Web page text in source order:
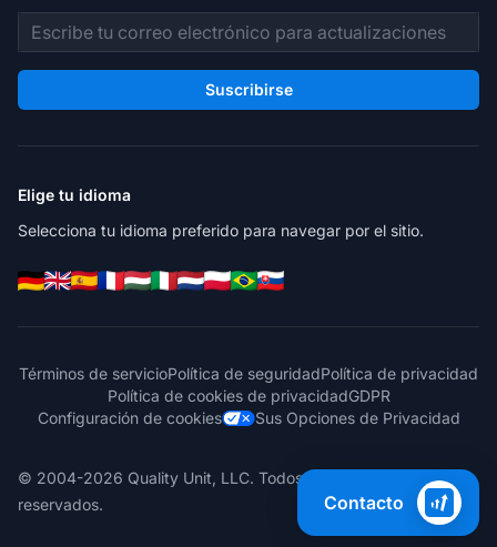
Dirección de correo electrónico
Suscribirse
Elige tu idioma
Selecciona tu idioma preferido para navegar por el sitio.
Términos de servicioPolítica de seguridadPolítica de privacidad
Política de cookies de privacidadGDPR
Configuración de cookies
Sus Opciones de Privacidad
© 2004-2026 Quality Unit, LLC. Todos los derechos
reservados.
Contacto